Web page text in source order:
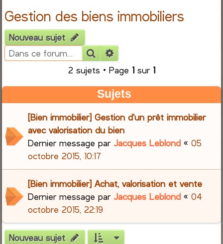
r
c
r
Gestion des biens immobiliers
Nouveau sujet
Rechercher
2 sujets • Page 1sur 1
Sujets
[Bien immobilier] Gestion d'un prêt immobilier
avec valorisation du bien
Dernier message parJacques Leblond «05
octobre 2015, 10:17
[Bien immobilier] Achat, valorisation et vente
Dernier message parJacques Leblond «04
octobre 2015, 22:19
Nouveau sujet